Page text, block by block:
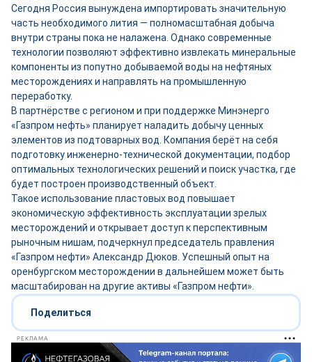
Сегодня Россия вынуждена импортировать значительную
часть необходимого лития — полномасштабная добыча
внутри страны пока не налажена. Однако современные
технологии позволяют эффективно извлекать минеральные
компоненты из попутно добываемой воды на нефтяных
месторождениях и направлять на промышленную
переработку.
В партнёрстве с регионом и при поддержке Минэнерго
«Газпром нефть» планирует наладить добычу ценных
элементов из подтоварных вод. Компания берёт на себя
подготовку инженерно-технической документации, подбор
оптимальных технологических решений и поиск участка, где
будет построен производственный объект.
Такое использование пластовых вод повышает
экономическую эффективность эксплуатации зрелых
месторождений и открывает доступ к перспективным
рыночным нишам, подчеркнул председатель правления
«Газпром нефти» Александр Дюков. Успешный опыт на
оренбургском месторождении в дальнейшем может быть
масштабирован на другие активы «Газпром нефти».
Поделиться
РЕКЛАМА